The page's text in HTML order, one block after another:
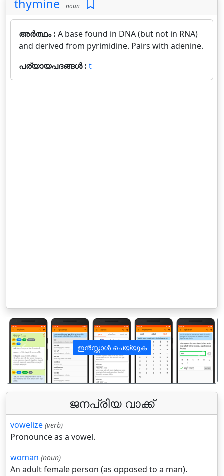
thymine noun
അർത്ഥം : A base found in DNA (but not in RNA)
and derived from pyrimidine. Pairs with adenine.
പര്യായപദങ്ങൾ : t
ഇൻസ്റ്റാൾ ചെയ്യുക
पिछला अगला
ജനപ്രിയ വാക്ക്
vowelize (verb)
Pronounce as a vowel.
woman (noun)
An adult female person (as opposed to a man).